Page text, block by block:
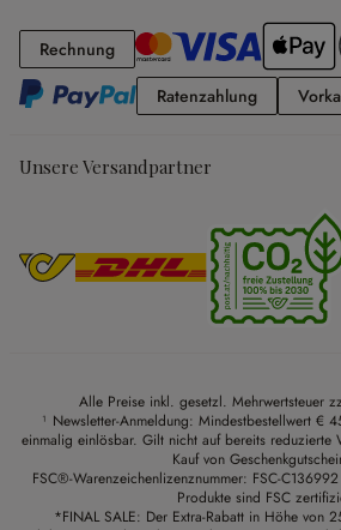
RechnungRechnung
Ratenzahlung
Unsere Versandpartner
Alle Preise inkl. gesetzl. Mehrwertsteuer
¹ Newsletter-Anmeldung: Mindestbestellwert €
einmalig einlösbar. Gilt nicht auf bereits reduzierte
Kauf von
FSC®-Warenzeichenlizenznummer: FSC-
Produkte sind FSC
*FINAL SALE: Der Extra-Rabatt in Höhe von